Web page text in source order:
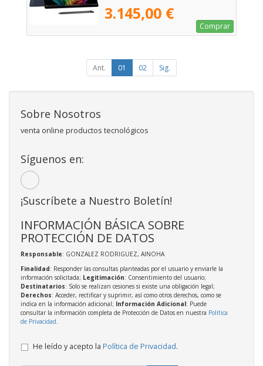
3.145,00 €
Comprar
Ant. 01 02 Sig.
Sobre Nosotros
venta online productos tecnológicos
Síguenos en:
¡Suscríbete a Nuestro Boletín!
INFORMACIÓN BÁSICA SOBRE
PROTECCIÓN DE DATOS
Responsable: GONZALEZ RODRIGUEZ, AINOHA
Finalidad: Responder las consultas planteadas por el usuario y enviarle la
información solicitada; Legitimación: Consentimiento del usuario;
Destinatarios: Solo se realizan cesiones si existe una obligación legal;
Derechos: Acceder, rectificar y suprimir, así como otros derechos, como se
indica en la información adicional; Información Adicional: Puede
consultar la información completa de Protección de Datos en nuestra Política
de Privacidad.
He leído y acepto la Política de Privacidad.